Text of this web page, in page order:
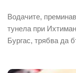
Водачите,
тунела при
Бургас, трябва да